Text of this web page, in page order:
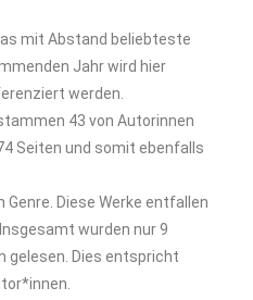
mit Abstand beliebteste
Jahr wird hier
werden.
43 von Autorinnen
Seiten und somit ebenfalls
Diese Werke entfallen
wurden nur 9
gelesen. Dies entspricht